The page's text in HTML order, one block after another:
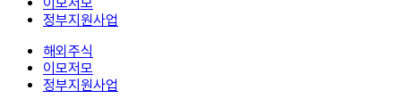
정부지원사업
해외주식
이모저모
정부지원사업